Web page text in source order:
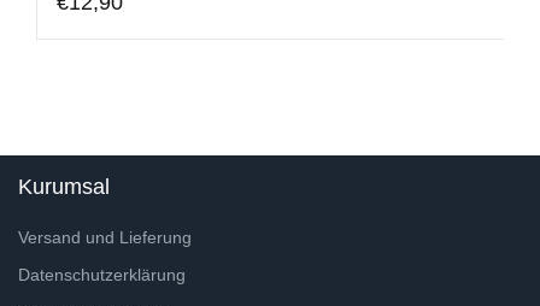
Kurumsal
Versand und Lieferung
Datenschutzerklärung